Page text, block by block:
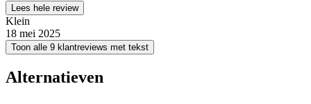
Lees hele review
Klein
18 mei 2025
Toon alle 9 klantreviews met tekst
Alternatieven